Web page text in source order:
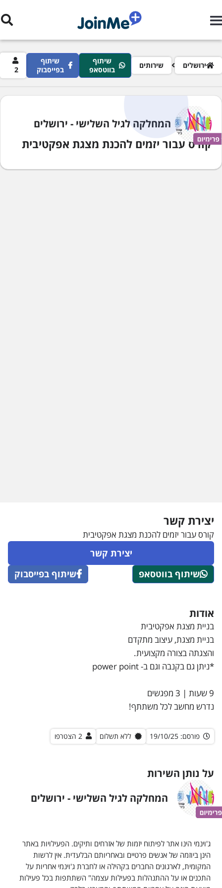
פרורי לחם
ירושלים שירותים
שיתוף
בווטסאפ
שיתוף
בפייסבוק
2
המחלקה לגיל השלישי - ירושלים
קורס עבור יזמים להכנת מצגת אפקטיבית
יצירת קשר
קורס עבור יזמים להכנת מצגת אפקטיבית
יצירת קשר
שיתוף בווטסאפ
שיתוף בפייסבוק
אודות
בניית מצגת אפקטיבית
בניית מצגת, עיצוב מתקדם
והצגתה בצורה מקצועית.
*ניתן גם בקנבה וגם ב- power point
9 שעות | 3 מפגשים
נדרש מחשב לכל משתתף!
פורסם: 19/10/25 ללא תשלום 2 הצטרפו
על נותן השירות
המחלקה לגיל השלישי - ירושלים
המחלקה לגיל השלישי - ירושלים
ג'וינמי הינו אתר לפיתוח יזמות של אזרחים ותיקים. הפעילויות באתר
הינן ביוזמה של אנשים פרטיים ובאחריותם הבלעדית. אין לרשות
המקומית, לארגונים החברים בקהילה או לחברת ג'וינמי אחריות על
התכנים או על ההתנהלות בפעילות עצמה" השתתפות בכל פעילות